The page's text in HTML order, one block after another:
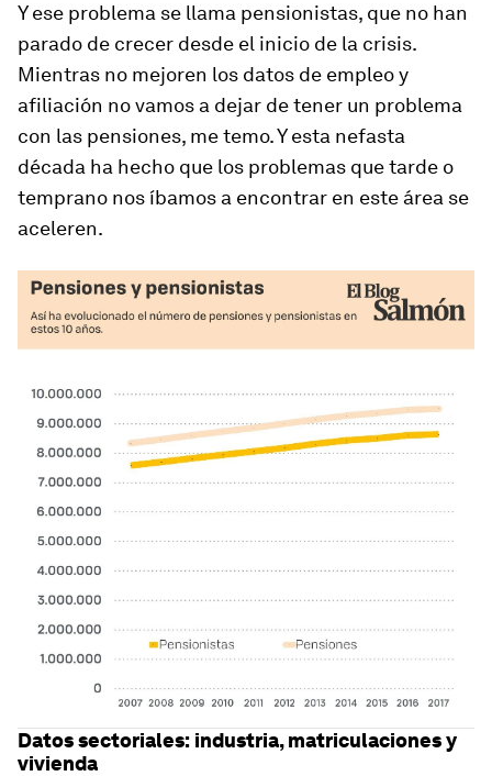
Y ese problema se llama pensionistas, que no han
parado de crecer desde el inicio de la crisis.
Mientras no mejoren los datos de empleo y
afiliación no vamos a dejar de tener un problema
con las pensiones, me temo. Y esta nefasta
década ha hecho que los problemas que tarde o
temprano nos íbamos a encontrar en este área se
aceleren.
Datos sectoriales: industria, matriculaciones y
vivienda